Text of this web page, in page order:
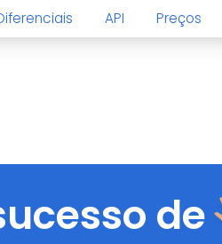
API Preços
de